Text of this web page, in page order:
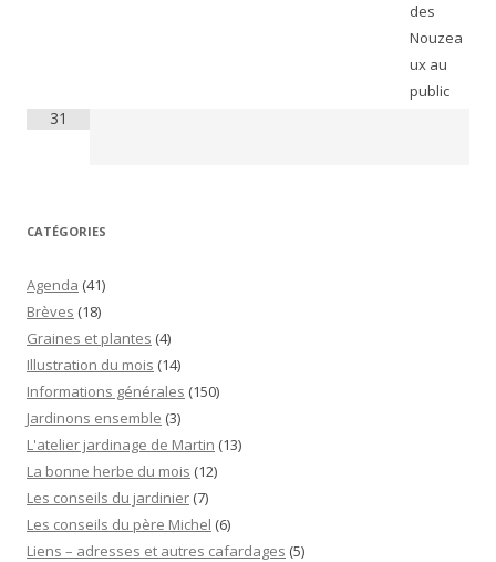
des
Nouzea
ux au
public
31
CATÉGORIES
Agenda (41)
Brèves (18)
Graines et plantes (4)
Illustration du mois (14)
Informations générales (150)
Jardinons ensemble (3)
L'atelier jardinage de Martin (13)
La bonne herbe du mois (12)
Les conseils du jardinier (7)
Les conseils du père Michel (6)
Liens – adresses et autres cafardages (5)